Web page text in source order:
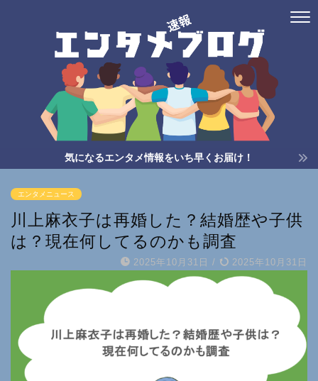
気になるエンタメ情報をいち早くお届け！
エンタメニュース
川上麻衣子は再婚した？結婚歴や子供
は？現在何してるのかも調査
2025年10月31日 / 2025年10月31日